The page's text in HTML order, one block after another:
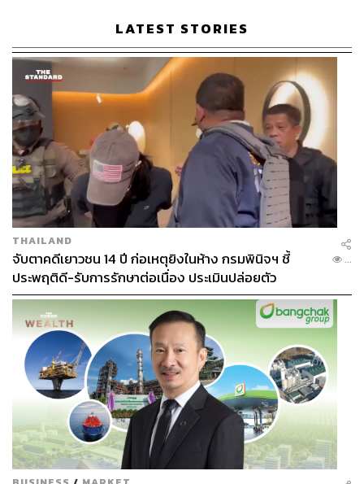
LATEST STORIES
THAILAND
จับตาคดีเยาวชน 14 ปี ก่อเหตุยิงในห้าง กรมพินิจฯ ชี้
ประพฤติดี-รับการรักษาต่อเนื่อง ประเมินปล่อยตัว
...